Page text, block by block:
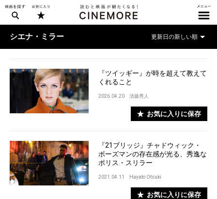
シエナ・ミラー
『ツイッギー』が時を超えて教えて
くれること
2026.04.20 清藤秀人
お気に入りに保存
『21ブリッジ』チャドウィック・
ボーズマンの存在感が光る、秀逸な
ポリス・スリラー
2021.04.11 Hayato Otsuki
お気に入りに保存